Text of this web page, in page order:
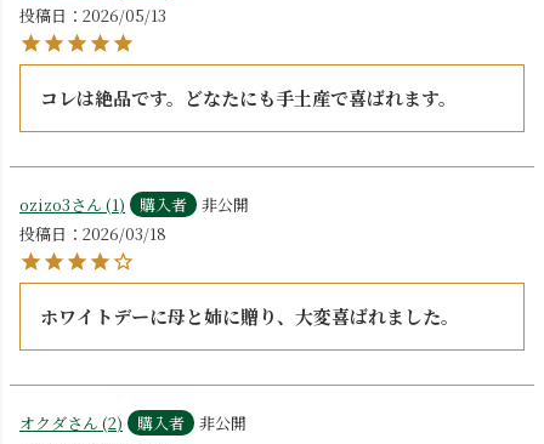
投稿日
2026/05/13
コレは絶品です。どなたにも手土産で喜ばれます。
ozizo3 1 購入者
非公開
投稿日
2026/03/18
ホワイトデーに母と姉に贈り、大変喜ばれました。
オクダ 2 購入者
非公開